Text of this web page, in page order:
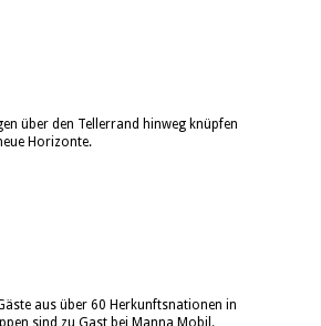
über den Tellerrand hinweg knüpfen
Horizonte.
aus über 60 Herkunftsnationen in
sind zu Gast bei Manna Mobil.